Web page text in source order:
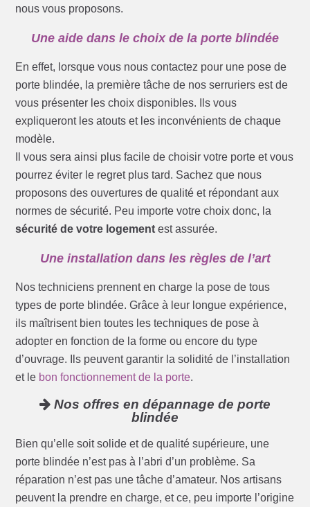
nous vous proposons.
Une aide dans le choix de la porte blindée
En effet, lorsque vous nous contactez pour une pose de
porte blindée, la première tâche de nos serruriers est de
vous présenter les choix disponibles. Ils vous
expliqueront les atouts et les inconvénients de chaque
modèle.
Il vous sera ainsi plus facile de choisir votre porte et vous
pourrez éviter le regret plus tard. Sachez que nous
proposons des ouvertures de qualité et répondant aux
normes de sécurité. Peu importe votre choix donc, la
sécurité de votre logement est assurée.
Une installation dans les règles de l’art
Nos techniciens prennent en charge la pose de tous
types de porte blindée. Grâce à leur longue expérience,
ils maîtrisent bien toutes les techniques de pose à
adopter en fonction de la forme ou encore du type
d’ouvrage. Ils peuvent garantir la solidité de l’installation
et le bon fonctionnement de la porte.
Nos offres en dépannage de porte
blindée
Bien qu’elle soit solide et de qualité supérieure, une
porte blindée n’est pas à l’abri d’un problème. Sa
réparation n’est pas une tâche d’amateur. Nos artisans
peuvent la prendre en charge, et ce, peu importe l’origine